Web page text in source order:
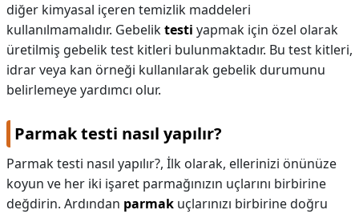
diğer kimyasal içeren temizlik maddeleri
kullanılmamalıdır. Gebeliktesti yapmak için özel olarak
üretilmiş gebelik test kitleri bulunmaktadır. Bu test kitleri,
idrar veya kan örneği kullanılarak gebelik durumunu
belirlemeye yardımcı olur.
Parmak testi nasıl yapılır?
Parmak testi nasıl yapılır?, İlk olarak, ellerinizi önünüze
koyun ve her iki işaret parmağınızın uçlarını birbirine
değdirin. Ardından parmak uçlarınızı birbirine doğru